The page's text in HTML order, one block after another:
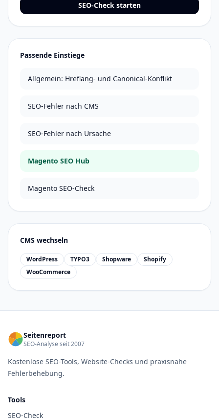
SEO-Check starten
Passende Einstiege
Allgemein: Hreflang- und Canonical-Konflikt
SEO-Fehler nach CMS
SEO-Fehler nach Ursache
Magento SEO Hub
Magento SEO-Check
CMS wechseln
WordPress TYPO3 Shopware
Shopify
WooCommerce
Seitenreport
SEO-Analyse seit 2007
Kostenlose SEO-Tools, Website-Checks und praxisnahe
Fehlerbehebung.
Tools
SEO-Check